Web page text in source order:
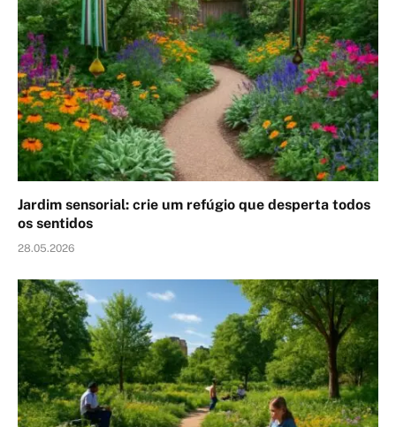
Jardim sensorial: crie um refúgio que desperta todos
os sentidos
28.05.2026